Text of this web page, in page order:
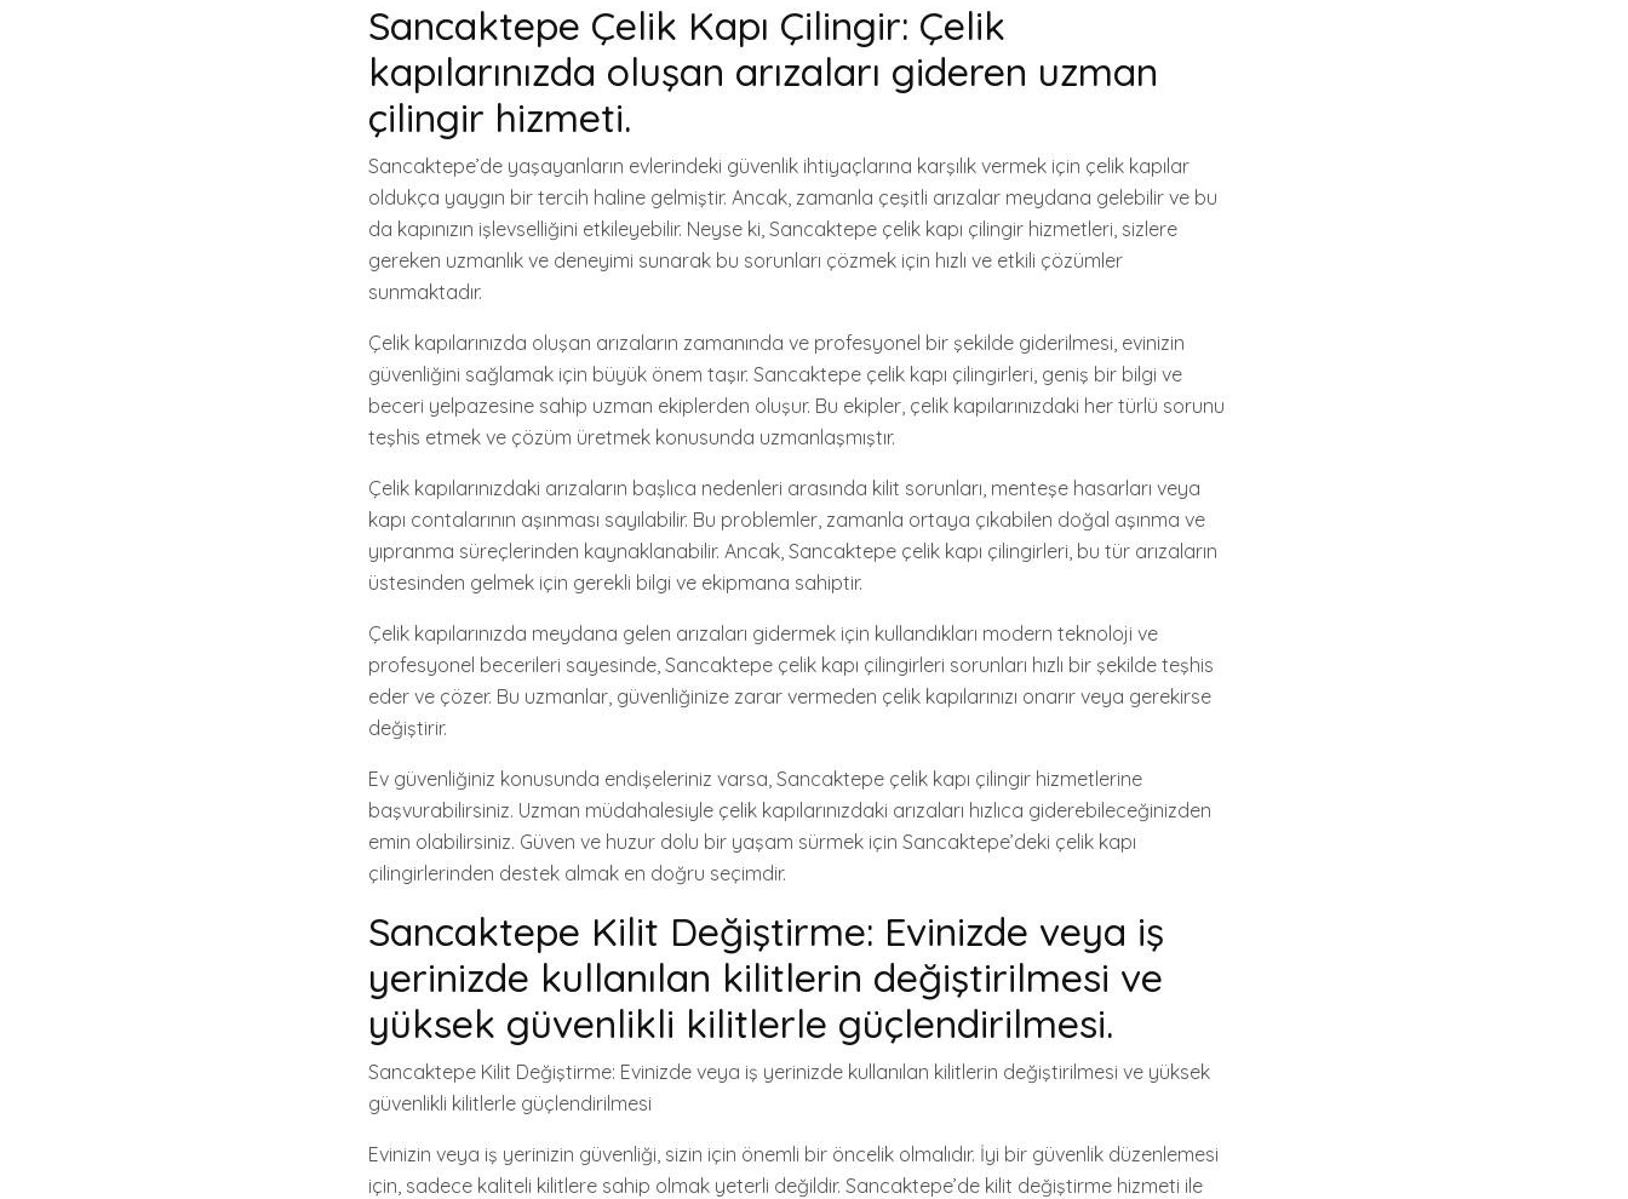
Sancaktepe Çelik Kapı Çilingir: Çelik
kapılarınızda oluşan arızaları gideren uzman
çilingir hizmeti.
Sancaktepe’de yaşayanların evlerindeki güvenlik ihtiyaçlarına karşılık vermek için çelik kapılar
oldukça yaygın bir tercih haline gelmiştir. Ancak, zamanla çeşitli arızalar meydana gelebilir ve bu
da kapınızın işlevselliğini etkileyebilir. Neyse ki, Sancaktepe çelik kapı çilingir hizmetleri, sizlere
gereken uzmanlık ve deneyimi sunarak bu sorunları çözmek için hızlı ve etkili çözümler
sunmaktadır.
Çelik kapılarınızda oluşan arızaların zamanında ve profesyonel bir şekilde giderilmesi, evinizin
güvenliğini sağlamak için büyük önem taşır. Sancaktepe çelik kapı çilingirleri, geniş bir bilgi ve
beceri yelpazesine sahip uzman ekiplerden oluşur. Bu ekipler, çelik kapılarınızdaki her türlü sorunu
teşhis etmek ve çözüm üretmek konusunda uzmanlaşmıştır.
Çelik kapılarınızdaki arızaların başlıca nedenleri arasında kilit sorunları, menteşe hasarları veya
kapı contalarının aşınması sayılabilir. Bu problemler, zamanla ortaya çıkabilen doğal aşınma ve
yıpranma süreçlerinden kaynaklanabilir. Ancak, Sancaktepe çelik kapı çilingirleri, bu tür arızaların
üstesinden gelmek için gerekli bilgi ve ekipmana sahiptir.
Çelik kapılarınızda meydana gelen arızaları gidermek için kullandıkları modern teknoloji ve
profesyonel becerileri sayesinde, Sancaktepe çelik kapı çilingirleri sorunları hızlı bir şekilde teşhis
eder ve çözer. Bu uzmanlar, güvenliğinize zarar vermeden çelik kapılarınızı onarır veya gerekirse
değiştirir.
Ev güvenliğiniz konusunda endişeleriniz varsa, Sancaktepe çelik kapı çilingir hizmetlerine
başvurabilirsiniz. Uzman müdahalesiyle çelik kapılarınızdaki arızaları hızlıca giderebileceğinizden
emin olabilirsiniz. Güven ve huzur dolu bir yaşam sürmek için Sancaktepe’deki çelik kapı
çilingirlerinden destek almak en doğru seçimdir.
Sancaktepe Kilit Değiştirme: Evinizde veya iş
yerinizde kullanılan kilitlerin değiştirilmesi ve
yüksek güvenlikli kilitlerle güçlendirilmesi.
Sancaktepe Kilit Değiştirme: Evinizde veya iş yerinizde kullanılan kilitlerin değiştirilmesi ve yüksek
güvenlikli kilitlerle güçlendirilmesi
Evinizin veya iş yerinizin güvenliği, sizin için önemli bir öncelik olmalıdır. İyi bir güvenlik düzenlemesi
için, sadece kaliteli kilitlere sahip olmak yeterli değildir. Sancaktepe’de kilit değiştirme hizmeti ile